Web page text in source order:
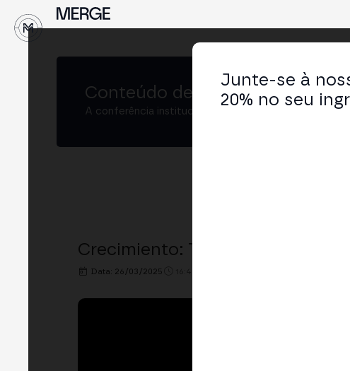
Conteúdo de MERGE Buenos
A conferência institucional de cripto e Web3 que
Crecimiento: Tranformando
Data: 26/03/2025
Junte-se à
20% no seu